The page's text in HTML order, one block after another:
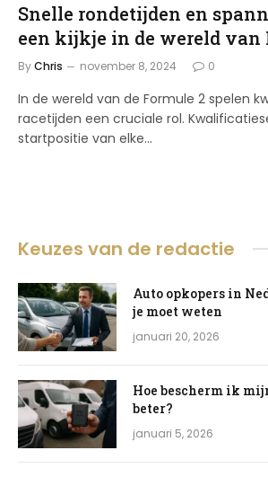
Snelle rondetijden en
een kijkje in de wereld van
ByChris november 8, 2024 0
In de wereld van de Formule 2 spelen
racetijden een cruciale rol.
startpositie van elke…
Keuzes van de redactie
Auto opkopers in
je moet weten
januari 20, 2026
Hoe bescherm ik
beter?
januari 5, 2026